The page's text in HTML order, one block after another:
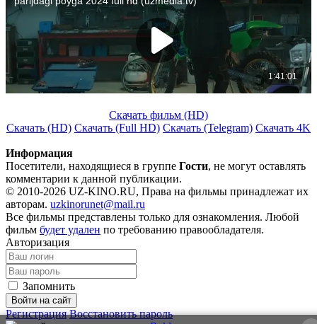
Скачать фильм (HD)
Скачать (HD) Скачать (Full HD) Скачать (Telegram) Скачать 4K
Информация
Посетители, находящиеся в группе Гости, не могут оставлять
комментарии к данной публикации.
© 2010-2026 UZ-KINO.RU, Права на фильмы принадлежат их
авторам. uzkinorunet@mail.ru
Все фильмы представлены только для ознакомления. Любой
фильм будет удален по требованию правообладателя.
Авторизация
Запомнить
Войти на сайт
Регистрация Восстановить пароль